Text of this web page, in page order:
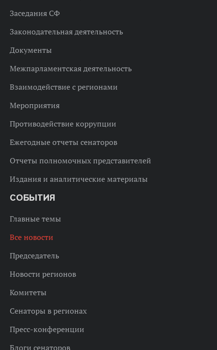
Заседания СФ
Законодательная деятельность
Документы
Межпарламентская деятельность
Взаимодействие с регионами
Мероприятия
Противодействие коррупции
Ежегодные отчеты сенаторов
Отчеты полномочных представителей
Издания и аналитические материалы
СОБЫТИЯ
Главные темы
Все новости
Председатель
Новости регионов
Комитеты
Сенаторы в регионах
Пресс-конференции
Блоги сенаторов